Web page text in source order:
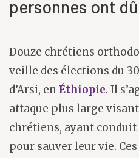
personnes ont
Douze chrétiens
veille des élections du
d’Arsi, enÉthiopie. Il
attaque plus large
chrétiens, ayant conduit
pour sauver leur vie. Ces